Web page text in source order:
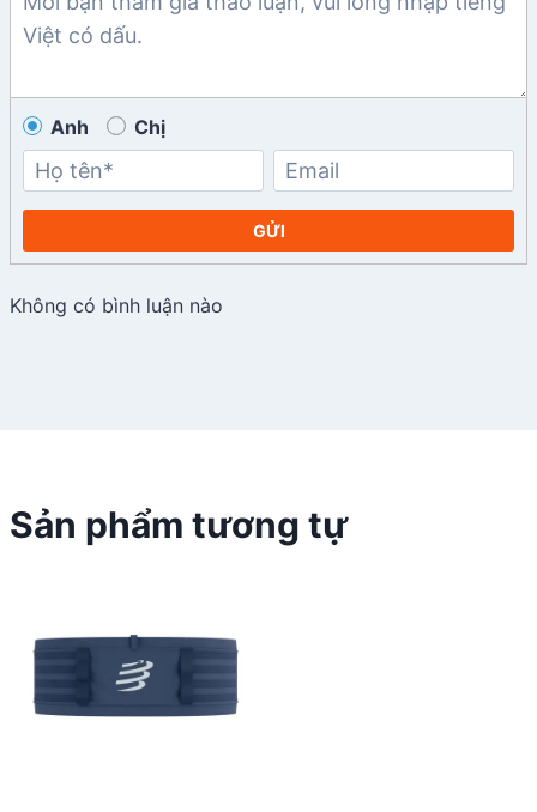
Anh Chị
GỬI
Không có bình luận nào
Sản phẩm tương tự